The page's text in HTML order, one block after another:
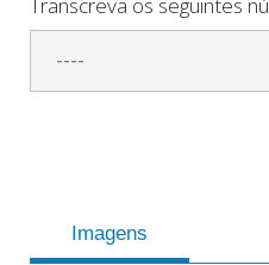
Imagens